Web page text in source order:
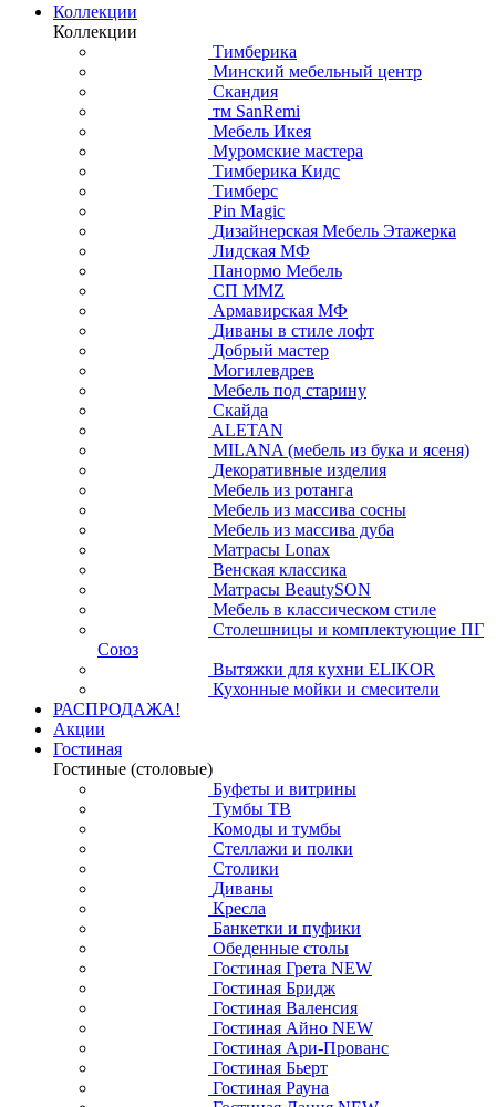
Коллекции
Коллекции
Тимберика
Минский мебельный центр
Скандия
тм SanRemi
Мебель Икея
Муромские мастера
Тимберика Кидс
Тимберс
Pin Magic
Дизайнерская Мебель Этажерка
Лидская МФ
Панормо Мебель
СП ММZ
Армавирская МФ
Диваны в стиле лофт
Добрый мастер
Могилевдрев
Мебель под старину
Скайда
ALETAN
MILANA (мебель из бука и ясеня)
Декоративные изделия
Мебель из ротанга
Мебель из массива сосны
Мебель из массива дуба
Матрасы Lonax
Венская классика
Матрасы BeautySON
Мебель в классическом стиле
Столешницы и комплектующие ПГ
Союз
Вытяжки для кухни ELIKOR
Кухонные мойки и смесители
РАСПРОДАЖА!
Акции
Гостиная
Гостиные (столовые)
Буфеты и витрины
Тумбы ТВ
Комоды и тумбы
Стеллажи и полки
Столики
Диваны
Кресла
Банкетки и пуфики
Обеденные столы
Гостиная Грета NEW
Гостиная Бридж
Гостиная Валенсия
Гостиная Айно NEW
Гостиная Ари-Прованс
Гостиная Бьерт
Гостиная Рауна